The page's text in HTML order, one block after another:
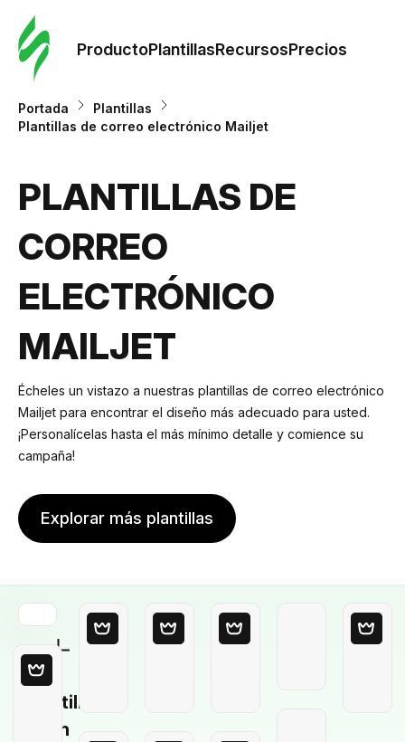
ProductoPlantillasRecursosPrecios
Portada
Plantillas
Plantillas de correo electrónico Mailjet
PLANTILLAS DE
CORREO
ELECTRÓNICO
MAILJET
Écheles un vistazo a nuestras plantillas de correo electrónico
Mailjet para encontrar el diseño más adecuado para usted.
¡Personalícelas hasta el más mínimo detalle y comience su
campaña!
Explorar más plantillas
Plantilla
en